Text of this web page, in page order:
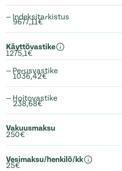
— Indeksitarkistus
9677,11€
Käyttövastike
1275,1€
— Perusvastike
1036,42€
— Hoitovastike
238,68€
Vakuusmaksu
250€
Vesimaksu/henkilö/kk
25€